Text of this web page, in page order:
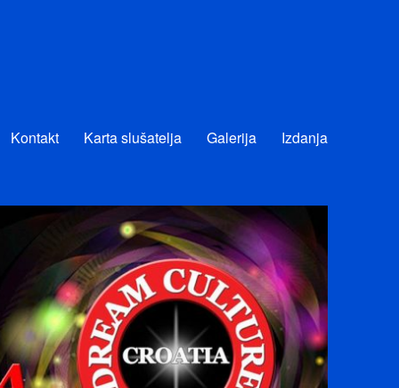
Kontakt Karta slušatelja Galerija Izdanja